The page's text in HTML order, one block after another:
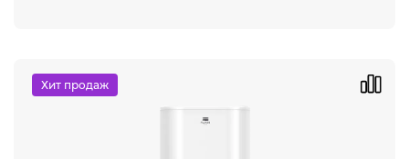
Хит продаж